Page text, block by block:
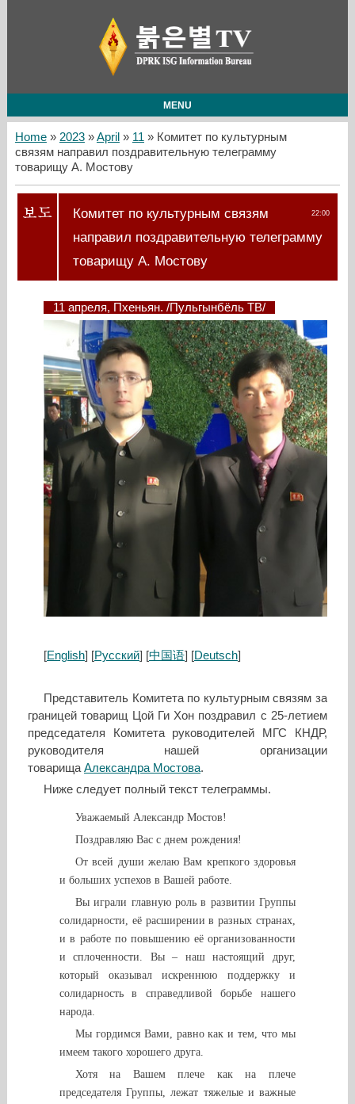
MENU
Home» 2023 »April » 11» Комитет по культурным
связям направил поздравительную телеграмму
товарищу А. Мостову
22:00
Комитет по культурным связям
направил поздравительную телеграмму
товарищу А. Мостову
11 апреля, Пхеньян. /Пульгынбёль ТВ/
[English] [Русский] [中国语] [Deutsch]
Представитель Комитета по культурным связям за
границей товарищ Цой Ги Хон поздравил с 25-летием
председателя Комитета руководителей МГС КНДР,
руководителя нашей организации
товарищаАлександра Мостова.
Ниже следует полный текст телеграммы.
Уважаемый Александр Мостов!
Поздравляю Вас с днем рождения!
От всей души желаю Вам крепкого здоровья
и больших успехов в Вашей работе.
Вы играли главную роль в развитии Группы
солидарности, её расширении в разных странах,
и в работе по повышению её организованности
и сплоченности. Вы – наш настоящий друг,
который оказывал искреннюю поддержку и
солидарность в справедливой борьбе нашего
народа.
Мы гордимся Вами, равно как и тем, что мы
имеем такого хорошего друга.
Хотя на Вашем плече как на плече
председателя Группы, лежат тяжелые и важные